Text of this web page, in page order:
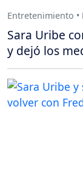
Entretenimiento •
Sara Uribe
y dejó los